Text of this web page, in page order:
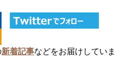
新着記事などをお届けしていま